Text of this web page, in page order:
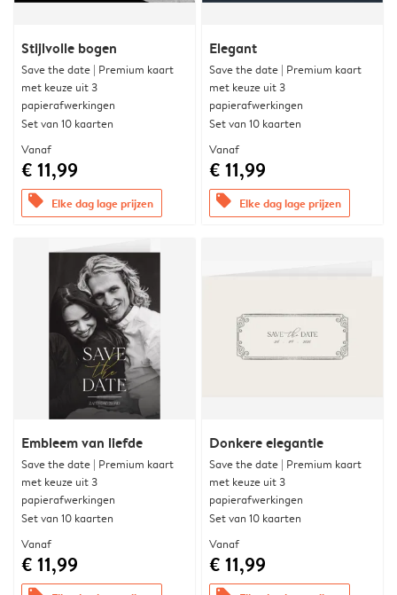
Stijlvolle bogen
Save the date | Premium kaart
met keuze uit 3
papierafwerkingen
Set van 10 kaarten
Vanaf
€ 11,99
offers Elke dag lage prijzen
Elegant
Save the date | Premium kaart
met keuze uit 3
papierafwerkingen
Set van 10 kaarten
Vanaf
€ 11,99
offers Elke dag lage prijzen
Embleem van liefde
Save the date | Premium kaart
met keuze uit 3
papierafwerkingen
Set van 10 kaarten
Vanaf
€ 11,99
Donkere elegantie
Save the date | Premium kaart
met keuze uit 3
papierafwerkingen
Set van 10 kaarten
Vanaf
€ 11,99